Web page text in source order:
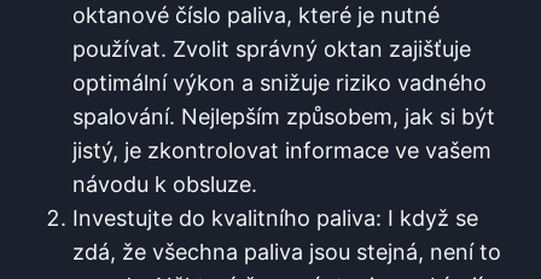
oktanové ‌číslo paliva, které ⁢je nutné
používat. Zvolit správný ‌oktan zajišťuje
optimální výkon a⁣ snižuje riziko vadného
spalování. Nejlepším způsobem, jak si⁣ být⁣
jistý, je zkontrolovat informace ve vašem
návodu k ‍obsluze.
Investujte do kvalitního paliva: I když se
zdá, že všechna‌ paliva jsou stejná, není to